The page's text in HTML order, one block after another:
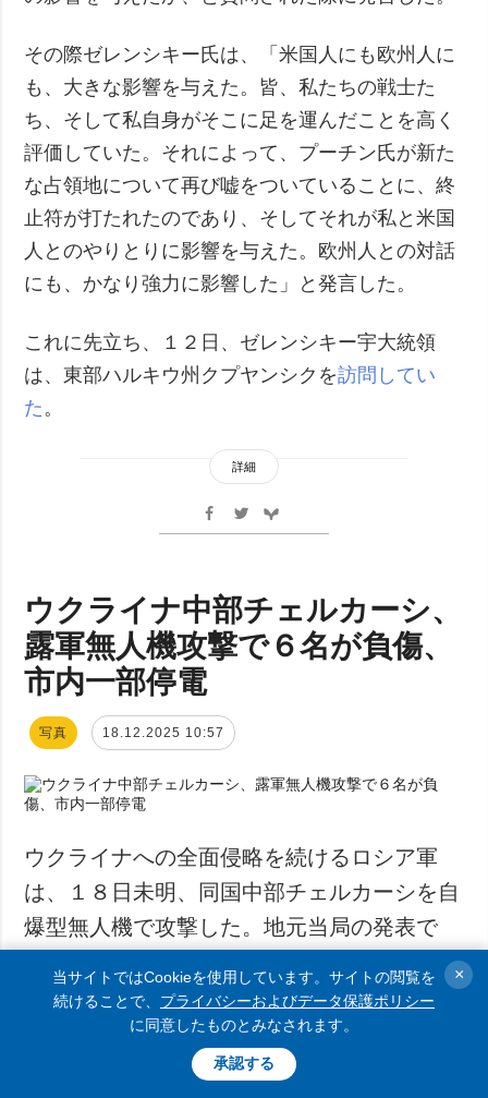
その際ゼレンシキー氏は、「米国人にも欧州人に
も、大きな影響を与えた。皆、私たちの戦士た
ち、そして私自身がそこに足を運んだことを高く
評価していた。それによって、プーチン氏が新た
な占領地について再び嘘をついていることに、終
止符が打たれたのであり、そしてそれが私と米国
人とのやりとりに影響を与えた。欧州人との対話
にも、かなり強力に影響した」と発言した。
これに先立ち、１２日、ゼレンシキー宇大統領
は、東部ハルキウ州クプヤンシクを訪問してい
た。
詳細
ウクライナ中部チェルカーシ、
露軍無人機攻撃で６名が負傷、
市内一部停電
写真 18.12.2025 10:57
ウクライナへの全面侵略を続けるロシア軍
は、１８日未明、同国中部チェルカーシを自
爆型無人機で攻撃した。地元当局の発表で
は、６名が負傷した他、市内の一部で停電が
生じているという。
タブレツ・チェルカーシ州軍行政府長官がテレグ
当サイトではCookieを使用しています。サイトの閲覧を
続けることで、 プライバシーおよびデータ保護ポリシー
に同意したものとみなされます。
承認する
×